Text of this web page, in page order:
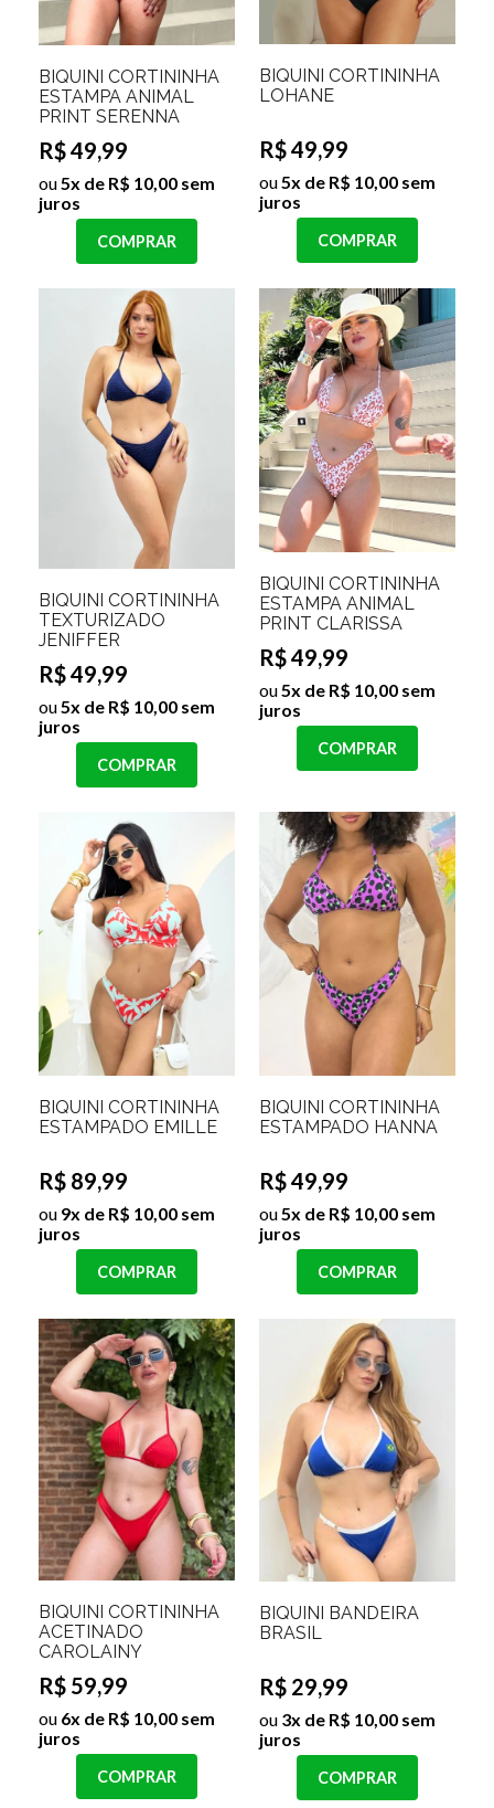
BIQUINI CORTININHA
ESTAMPA ANIMAL
PRINT SERENNA
R$ 49,99
ou5x de R$ 10,00 sem
juros
COMPRAR
BIQUINI CORTININHA
LOHANE
R$ 49,99
ou5x de R$ 10,00 sem
juros
COMPRAR
BIQUINI CORTININHA
TEXTURIZADO
JENIFFER
R$ 49,99
ou5x de R$ 10,00 sem
juros
COMPRAR
BIQUINI CORTININHA
ESTAMPA ANIMAL
PRINT CLARISSA
R$ 49,99
ou 5x de R$ 10,00 sem
juros
COMPRAR
BIQUINI CORTININHA
ESTAMPADO EMILLE
R$ 89,99
ou 9x de R$ 10,00 sem
juros
COMPRAR
BIQUINI CORTININHA
ESTAMPADO HANNA
R$ 49,99
ou5x de R$ 10,00 sem
juros
COMPRAR
BIQUINI CORTININHA
ACETINADO
CAROLAINY
R$ 59,99
ou 6x de R$ 10,00 sem
juros
COMPRAR
BIQUINI BANDEIRA
BRASIL
R$ 29,99
ou 3x de R$ 10,00 sem
juros
COMPRAR